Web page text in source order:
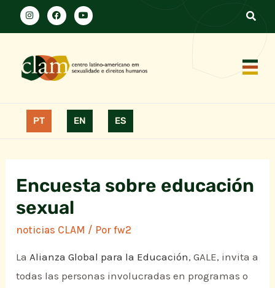
PT EN ES
Encuesta sobre educación
sexual
noticias CLAM / Porfw2
LaAlianza Global para la Educación, GALE, invita a
todas las personas involucradas en programas o